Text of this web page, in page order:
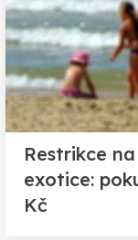
Restrikce
exotice:
Kč